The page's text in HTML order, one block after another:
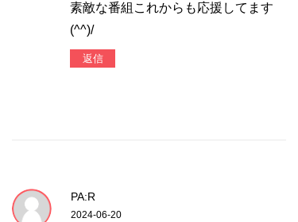
素敵な番組これからも応援してます
(^^)/
返信
PA:R
2024-06-20